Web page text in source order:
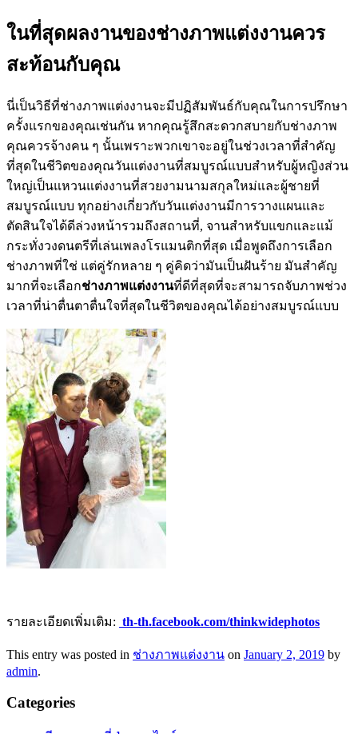
ในที่สุดผลงานของช่างภาพแต่งงานควร
สะท้อนกับคุณ
นี่เป็นวิธีที่ช่างภาพแต่งงานจะมีปฏิสัมพันธ์กับคุณในการปรึกษา
ครั้งแรกของคุณเช่นกัน หากคุณรู้สึกสะดวกสบายกับช่างภาพ
คุณควรจ้างคน ๆ นั้นเพราะพวกเขาจะอยู่ในช่วงเวลาที่สำคัญ
ที่สุดในชีวิตของคุณวันแต่งงานที่สมบูรณ์แบบสำหรับผู้หญิงส่วน
ใหญ่เป็นแหวนแต่งงานที่สวยงามนามสกุลใหม่และผู้ชายที่
สมบูรณ์แบบ ทุกอย่างเกี่ยวกับวันแต่งงานมีการวางแผนและ
ตัดสินใจได้ดีล่วงหน้ารวมถึงสถานที่, จานสำหรับแขกและแม้
กระทั่งวงดนตรีที่เล่นเพลงโรแมนติกที่สุด เมื่อพูดถึงการเลือก
ช่างภาพที่ใช่ แต่คู่รักหลาย ๆ คู่คิดว่ามันเป็นฝันร้าย มันสำคัญ
มากที่จะเลือกช่างภาพแต่งงานที่ดีที่สุดที่จะสามารถจับภาพช่วง
เวลาที่น่าตื่นตาตื่นใจที่สุดในชีวิตของคุณได้อย่างสมบูรณ์แบบ
รายละเอียดเพิ่มเติม: th-th.facebook.com/thinkwidephotos
This entry was posted in ช่างภาพแต่งงาน on January 2, 2019 by
admin.
Categories